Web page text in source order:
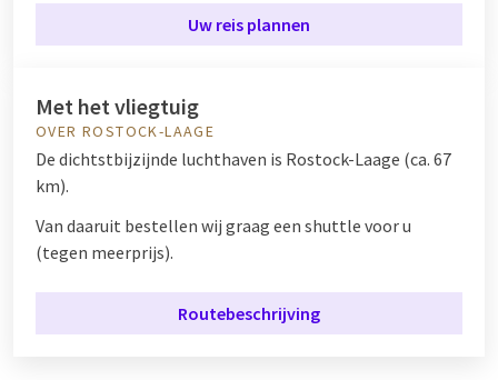
Uw reis plannen
Met het vliegtuig
OVER ROSTOCK-LAAGE
De dichtstbijzijnde luchthaven is Rostock-Laage (ca. 67
km).
Van daaruit bestellen wij graag een shuttle voor u
(tegen meerprijs).
Routebeschrijving